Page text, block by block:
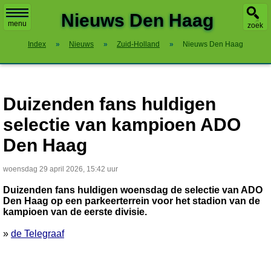
menu zoek
Nieuws Den Haag
Index » Nieuws » Zuid-Holland » Nieuws Den Haag
Duizenden fans huldigen
selectie van kampioen ADO
Den Haag
woensdag 29 april 2026, 15:42 uur
Duizenden fans huldigen woensdag de selectie van ADO
Den Haag op een parkeerterrein voor het stadion van de
kampioen van de eerste divisie.
» de Telegraaf